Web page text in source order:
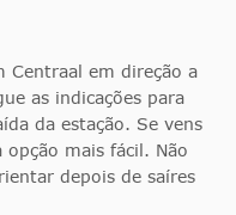
Centraal em direção a
as indicações para
da estação. Se vens
mais fácil. Não
depois de saíres